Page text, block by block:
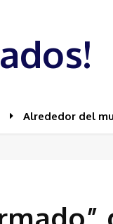
Alrededor del